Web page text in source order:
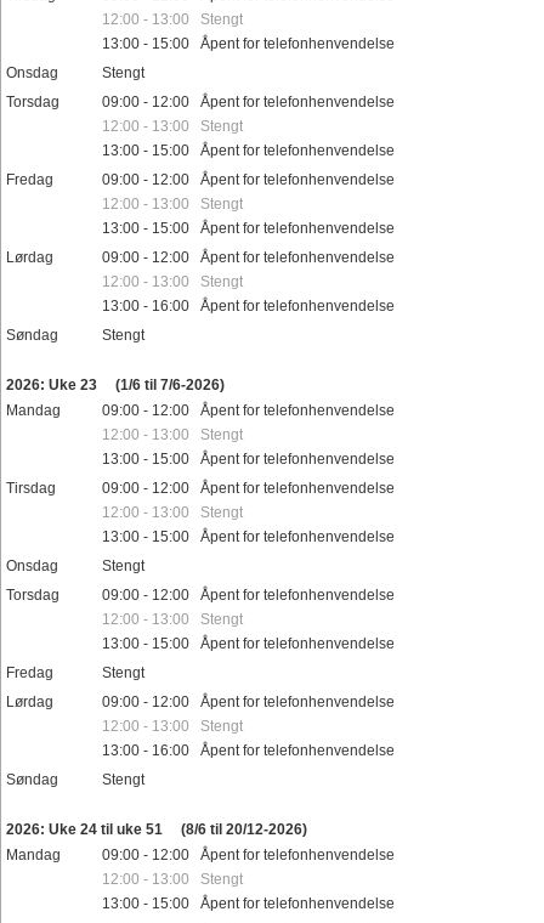
12:00 - 13:00 Stengt
13:00 - 15:00 Åpent for telefonhenvendelse
Onsdag
Stengt
Torsdag
09:00 - 12:00 Åpent for telefonhenvendelse
12:00 - 13:00 Stengt
13:00 - 15:00 Åpent for telefonhenvendelse
Fredag
09:00 - 12:00 Åpent for telefonhenvendelse
12:00 - 13:00 Stengt
13:00 - 15:00 Åpent for telefonhenvendelse
Lørdag
09:00 - 12:00 Åpent for telefonhenvendelse
12:00 - 13:00 Stengt
13:00 - 16:00 Åpent for telefonhenvendelse
Søndag
Stengt
2026: Uke 23
(1/6 til 7/6-2026)
Mandag
09:00 - 12:00 Åpent for telefonhenvendelse
12:00 - 13:00 Stengt
13:00 - 15:00 Åpent for telefonhenvendelse
Tirsdag
09:00 - 12:00 Åpent for telefonhenvendelse
12:00 - 13:00 Stengt
13:00 - 15:00 Åpent for telefonhenvendelse
Onsdag
Stengt
Torsdag
09:00 - 12:00 Åpent for telefonhenvendelse
12:00 - 13:00 Stengt
13:00 - 15:00 Åpent for telefonhenvendelse
Fredag
Stengt
Lørdag
09:00 - 12:00 Åpent for telefonhenvendelse
12:00 - 13:00 Stengt
13:00 - 16:00 Åpent for telefonhenvendelse
Søndag
Stengt
2026: Uke 24 til uke 51
(8/6 til 20/12-2026)
Mandag
09:00 - 12:00 Åpent for telefonhenvendelse
12:00 - 13:00 Stengt
13:00 - 15:00 Åpent for telefonhenvendelse